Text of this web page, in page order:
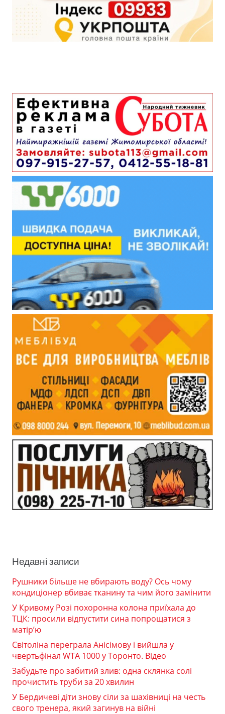
Недавні записи
Рушники більше не вбирають воду? Ось чому
кондиціонер вбиває тканину та чим його замінити
У Кривому Розі похоронна колона приїхала до
ТЦК: просили відпустити сина попрощатися з
матір’ю
Світоліна переграла Анісімову і вийшла у
чвертьфінал WTA 1000 у Торонто. Відео
Забудьте про забитий злив: одна склянка солі
прочистить труби за 20 хвилин
У Бердичеві діти знову сіли за шахівниці на честь
свого тренера, який загинув на війні